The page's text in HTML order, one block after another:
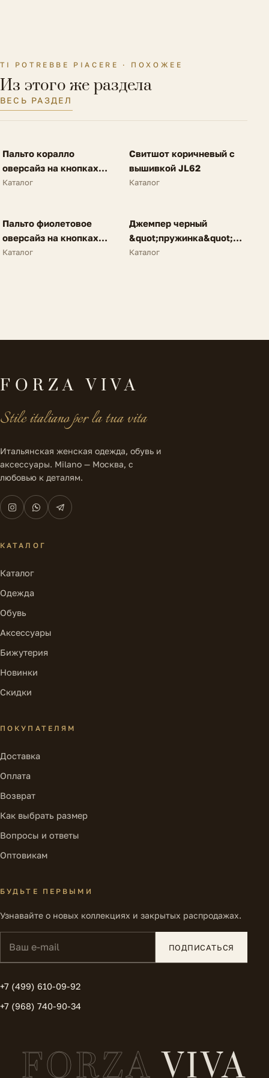
TI POTREBBE PIACERE · ПОХОЖЕЕ
Из этого же раздела
ВЕСЬ РАЗДЕЛ
SALE
FV
Пальто коралло
оверсайз на кнопках
A62
Каталог
NEW
FV
Свитшот коричневый с
вышивкой JL62
Каталог
SALE
FV
Пальто фиолетовое
оверсайз на кнопках
A62
Каталог
NEW
FV
Джемпер черный
&quot;пружинка&quot;
N25
Каталог
FORZA VIVA
Stile italiano per la tua vita
Итальянская женская одежда, обувь и
аксессуары. Milano — Москва, с
любовью к деталям.
КАТАЛОГ
Каталог
Одежда
Обувь
Аксессуары
Бижутерия
Новинки
Скидки
ПОКУПАТЕЛЯМ
Доставка
Оплата
Возврат
Как выбрать размер
Вопросы и ответы
Оптовикам
БУДЬТЕ ПЕРВЫМИ
Узнавайте о новых коллекциях и закрытых распродажах.
ПОДПИСАТЬСЯ
+7 (499) 610-09-92
+7 (968) 740-90-34
FORZAVIVA